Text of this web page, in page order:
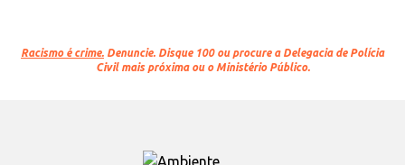
Racismo é crime. Denuncie. Disque 100 ou procure a Delegacia de Polícia
Civil mais próxima ou o Ministério Público.